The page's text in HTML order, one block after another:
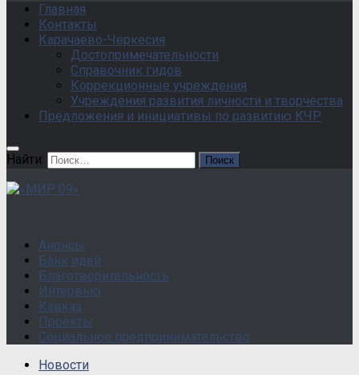
Главная
Контакты
Карачаево-Черкесия
Достопримечательности
Справочник гидов
Коррекционные учреждения
Учреждения развития личности и творчества
Предложения и инициативы по развитию КЧР
Найти:
Анонсы
Банк идей
Благотворительность
Интервью
Кавказ
Проекты
Социальное предпринимательство
Новости